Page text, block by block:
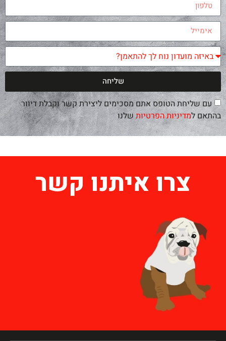
עם שליחת הטופס אתם מסכימים ליצירת קשר וקבלת דיוור
בהתאם למדיניות הפרטיותשלנו
שליחה
צרו איתנו קשר